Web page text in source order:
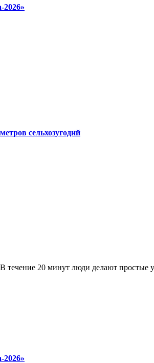
2026»
сельхозугодий
20 минут люди делают простые
2026»